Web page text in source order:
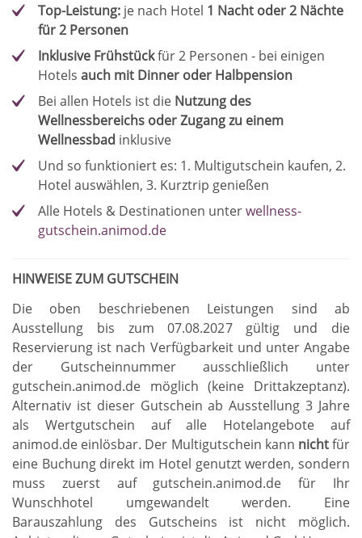
Top-Leistung: je nach Hotel 1 Nacht oder 2 Nächte
für 2 Personen
Inklusive Frühstückfür 2 Personen - bei einigen
Hotels auch mit Dinner oder Halbpension
Bei allen Hotels ist die Nutzung des
Wellnessbereichs oder Zugang zu einem
Wellnessbad inklusive
Und so funktioniert es: 1. Multigutschein kaufen, 2.
Hotel auswählen, 3. Kurztrip genießen
Alle Hotels & Destinationen unterwellness-
gutschein.animod.de
HINWEISE ZUM GUTSCHEIN
Die oben beschriebenen Leistungen sind ab
Ausstellung bis zum 07.08.2027 gültig und die
Reservierung ist nach Verfügbarkeit und unter Angabe
der Gutscheinnummer ausschließlich unter
gutschein.animod.de möglich (keine Drittakzeptanz).
Alternativ ist dieser Gutschein ab Ausstellung 3 Jahre
als Wertgutschein auf alle Hotelangebote auf
animod.de einlösbar. Der Multigutschein kann nichtfür
eine Buchung direkt im Hotel genutzt werden, sondern
muss zuerst auf gutschein.animod.de für Ihr
Wunschhotel umgewandelt werden. Eine
Barauszahlung des Gutscheins ist nicht möglich.